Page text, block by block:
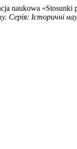
naukowa
Серія: Історичні